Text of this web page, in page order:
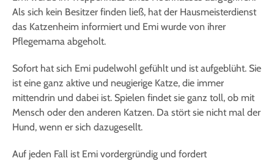
Als sich kein Besitzer finden ließ, hat der Hausmeisterdienst
das Katzenheim informiert und Emi wurde von ihrer
Pflegemama abgeholt.
Sofort hat sich Emi pudelwohl gefühlt und ist aufgeblüht. Sie
ist eine ganz aktive und neugierige Katze, die immer
mittendrin und dabei ist. Spielen findet sie ganz toll, ob mit
Mensch oder den anderen Katzen. Da stört sie nicht mal der
Hund, wenn er sich dazugesellt.
Auf jeden Fall ist Emi vordergründig und fordert